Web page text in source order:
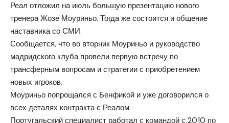
Реал отложил на июль большую презентацию нового
тренера Жозе Моуриньо. Тогда же состоится и общение
наставника со СМИ.
Сообщается, что во вторник Моуриньо и руководство
мадридского клуба провели первую встречу по
трансферным вопросам и стратегии с приобретением
новых игроков.
Моуриньо попрощался с Бенфикой и уже договорился о
всех деталях контракта с Реалом.
Португальский специалист работал с командой с 2010 по